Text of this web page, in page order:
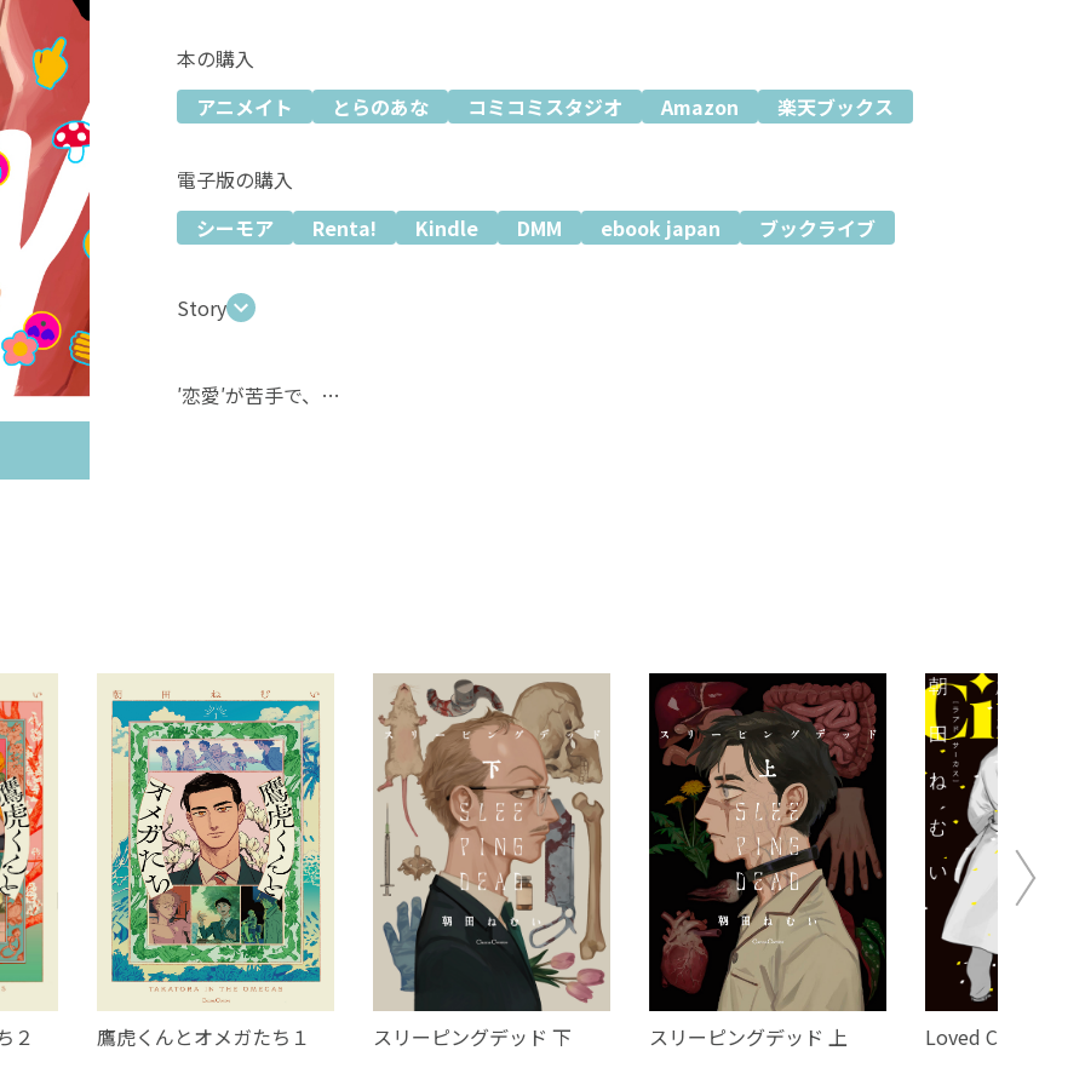
本の購入
アニメイト
とらのあな コミコミスタジオ Amazon 楽天ブックス
電子版の購入
シーモア
Renta! Kindle DMM ebook japan ブックライブ
Story
′恋愛′が苦手で、
割り切っていたけど……。
４作品を収録した待望の短編集──！
２ 鷹虎くんとオメガたち１ スリーピングデッド 下 スリーピングデッド 上 Loved Circus